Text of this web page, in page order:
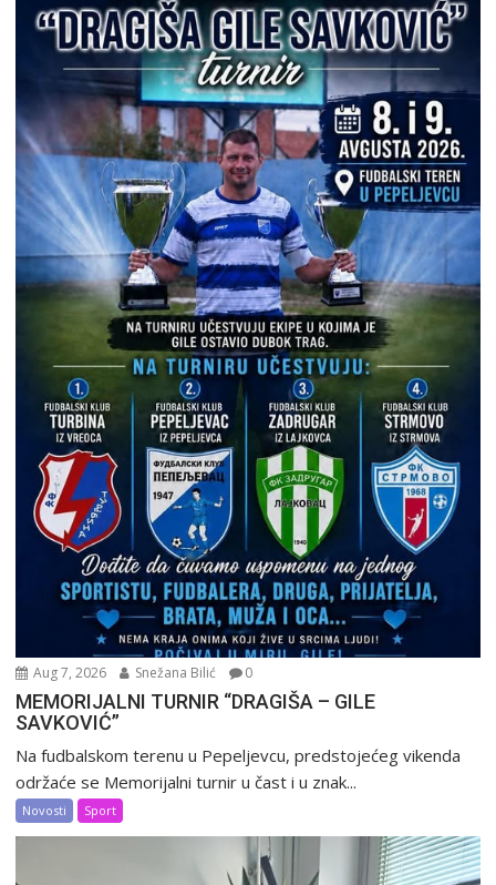
Aug 7, 2026 Snežana Bilić 0
MEMORIJALNI TURNIR “DRAGIŠA – GILE
SAVKOVIĆ”
Na fudbalskom terenu u Pepeljevcu, predstojećeg vikenda
održaće se Memorijalni turnir u čast i u znak...
Novosti Sport